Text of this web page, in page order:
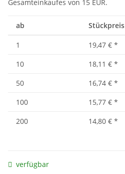
Gesamteinkaufes von 15 EUR.
ab Stückpreis
1 19,47 € *
10
18,11 € *
50
16,74 € *
100
15,77 € *
200
14,80 € *
verfügbar